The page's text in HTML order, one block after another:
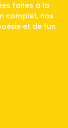
faites à la
complet, nos
et de fun